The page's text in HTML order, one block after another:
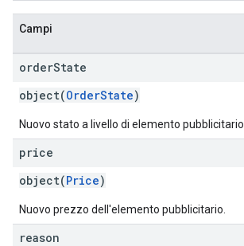
Campi
orderState
object(OrderState)
Nuovo stato a livello di elemento pubblicitario.
price
object(Price)
Nuovo prezzo dell'elemento pubblicitario.
reason